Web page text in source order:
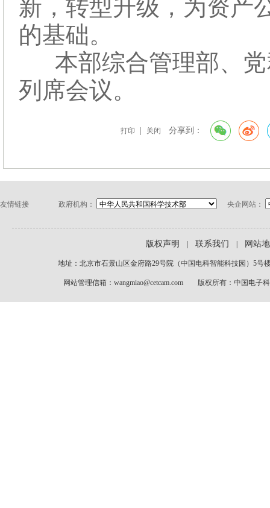
新，转型升级，为资产
的基础。
本部综合管理部、党
列席会议。
打印 关闭 分享到：
友情链接 央企网站：
政府机构：
版权声明 联系我们 网站
地址：北京市石景山区金府路29号院（中国电科智能科技园）
网站管理信箱：wangmiao@cetcam.com 版权所有：中国电